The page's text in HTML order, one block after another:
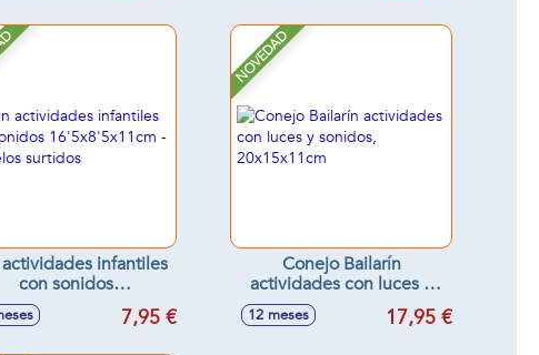
infantiles
con sonidos
- Modelos
surtidos
7,95 €
NOVEDAD
Conejo Bailarín
actividades con luces y
sonidos, 20x15x11cm
12 meses 17,95 €